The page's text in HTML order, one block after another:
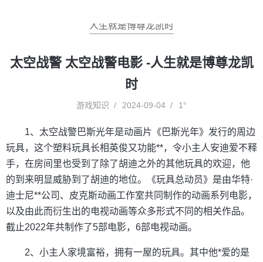
人生就是博尊龙凯时
太空战警 太空战警电影 -人生就是博尊龙凯
时
游戏知识 2024-09-04 1°
1、太空战警巴斯光年是动画片《巴斯光年》发行的周边
玩具，这个塑料玩具长相英俊又功能**，令小主人安迪爱不释
手，在房间里也受到了除了胡迪之外的其他玩具的欢迎，他
的到来明显威胁到了胡迪的地位。《玩具总动员》是由华特·
迪士尼**公司、皮克斯动画工作室共同制作的动画系列电影，
以及由此而衍生出的电视动画等众多形式不同的相关作品。
截止2022年共制作了5部电影，6部电视动画。
2、小主人家境富裕，拥有一屋的玩具。其中他*爱的是